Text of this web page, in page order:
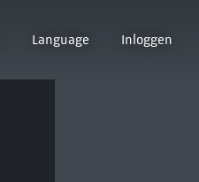
Language Inloggen